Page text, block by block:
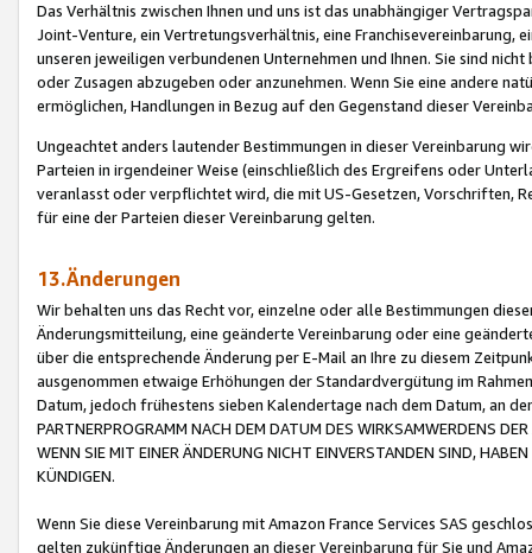
Das Verhältnis zwischen Ihnen und uns ist das unabhängiger
Joint-Venture, ein Vertretungsverhältnis, eine Franchisevereinbarung,
unseren jeweiligen verbundenen Unternehmen und Ihnen. Sie sind
oder Zusagen abzugeben oder anzunehmen. Wenn Sie eine andere
ermöglichen, Handlungen in Bezug auf den Gegenstand dieser
Ungeachtet anders lautender Bestimmungen in dieser Vereinbarung
Parteien in irgendeiner Weise (einschließlich des Ergreifens oder
veranlasst oder verpflichtet wird, die mit US-Gesetzen, Vorschriften,
für eine der Parteien dieser Vereinbarung gelten.
13.Änderungen
Wir behalten uns das Recht vor, einzelne oder alle Bestimmungen
Änderungsmitteilung, eine geänderte Vereinbarung oder eine
über die entsprechende Änderung per E-Mail an Ihre zu diesem
ausgenommen etwaige Erhöhungen der Standardvergütung im
Datum, jedoch frühestens sieben Kalendertage nach dem Datum, an
PARTNERPROGRAMM NACH DEM DATUM DES WIRKSAMWERDENS
WENN SIE MIT EINER ÄNDERUNG NICHT EINVERSTANDEN SIND,
KÜNDIGEN.
Wenn Sie diese Vereinbarung mit Amazon France Services SAS
gelten zukünftige Änderungen an dieser Vereinbarung für Sie und